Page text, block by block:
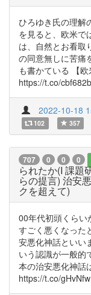
ひろゆき氏の理解
を見ると、欧米で
は、自然とお看取
の同意無しに苦痛
も書かている 【欧
https://t.co/
2022-10-18
102 357
707 0 0 0
られたか(I 課題
らの提言) 治安
クを超えて)
00年代初頭くらい
すごく悪くなった
安悪化神話といい
いう認識が一般的
本の治安悪化神話
https://t.co/